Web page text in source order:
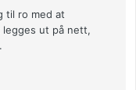
til ro med at
legges ut på nett,